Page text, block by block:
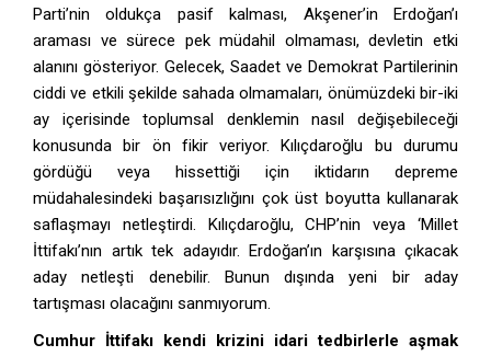
Parti’nin oldukça pasif kalması, Akşener’in Erdoğan’ı
araması ve sürece pek müdahil olmaması, devletin etki
alanını gösteriyor. Gelecek, Saadet ve Demokrat Partilerinin
ciddi ve etkili şekilde sahada olmamaları, önümüzdeki bir-iki
ay içerisinde toplumsal denklemin nasıl değişebileceği
konusunda bir ön fikir veriyor. Kılıçdaroğlu bu durumu
gördüğü veya hissettiği için iktidarın depreme
müdahalesindeki başarısızlığını çok üst boyutta kullanarak
saflaşmayı netleştirdi. Kılıçdaroğlu, CHP’nin veya ‘Millet
İttifakı’nın artık tek adayıdır. Erdoğan’ın karşısına çıkacak
aday netleşti denebilir. Bunun dışında yeni bir aday
tartışması olacağını sanmıyorum.
Cumhur İttifakı kendi krizini idari tedbirlerle aşmak